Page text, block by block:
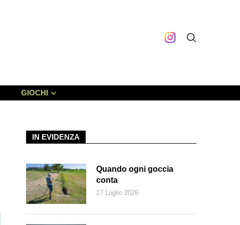
GIOCHI
IN EVIDENZA
Quando ogni goccia
conta
17 Luglio 2026